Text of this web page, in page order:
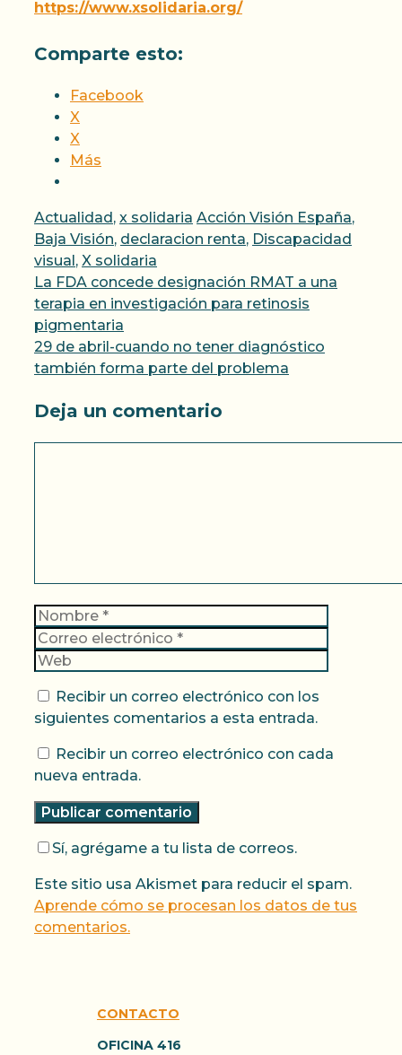
https://www.xsolidaria.org/
Comparte esto:
Facebook
X
X
Más
Categorías
Actualidad, x solidaria Etiquetas
Acción Visión España,
Baja Visión, declaracion renta, Discapacidad
visual, X solidaria
La FDA concede designación RMAT a una
terapia en investigación para retinosis
pigmentaria
29 de abril-cuando no tener diagnóstico
también forma parte del problema
Deja un comentario
Nombre
Recibir un correo electrónico con los
siguientes comentarios a esta entrada.
Recibir un correo electrónico con cada
nueva entrada.
Sí, agrégame a tu lista de correos.
Este sitio usa Akismet para reducir el spam.
Aprende cómo se procesan los datos de tus
comentarios.
CONTACTO
OFICINA 416